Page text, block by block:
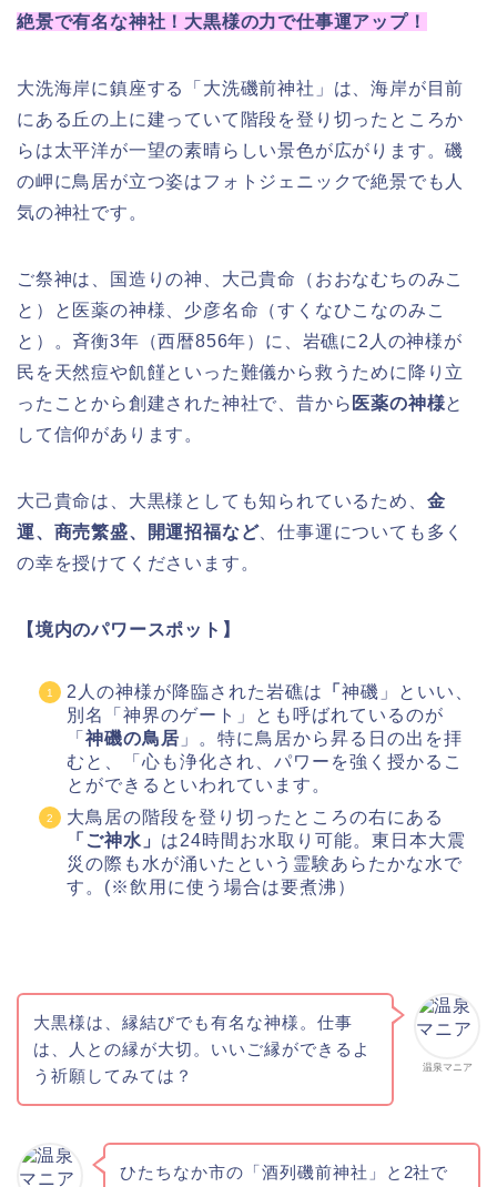
絶景で有名な神社！大黒様の力で仕事運アップ！
大洗海岸に鎮座する「大洗磯前神社」は、海岸が目前
にある丘の上に建っていて階段を登り切ったところか
らは太平洋が一望の素晴らしい景色が広がります。磯
の岬に鳥居が立つ姿はフォトジェニックで絶景でも人
気の神社です。
ご祭神は、国造りの神、大己貴命（おおなむちのみこ
と）と医薬の神様、少彦名命（すくなひこなのみこ
と）。斉衡3年（西暦856年）に、岩礁に2人の神様が
民を天然痘や飢饉といった難儀から救うために降り立
ったことから創建された神社で、昔から 医薬の神様と
して信仰があります。
大己貴命は、大黒様としても知られているため、 金
運、商売繁盛、開運招福など、仕事運についても多く
の幸を授けてくださいます。
【境内のパワースポット】
2人の神様が降臨された岩礁は 「 神磯」といい、
別名「神界のゲート」とも呼ばれているのが
「 神磯の鳥居 」。特に鳥居から昇る日の出を拝
むと、「心も浄化され、パワーを強く授かるこ
とができるといわれています。
大鳥居の階段を登り切ったところの右にある
「ご神水」 は24時間お水取り可能。東日本大震
災の際も水が涌いたという霊験あらたかな水で
す。(※飲用に使う場合は要煮沸）
温泉マニア
大黒様は、縁結びでも有名な神様。仕事
は、人との縁が大切。いいご縁ができるよ
う祈願してみては？
ひたちなか市の「酒列磯前神社」
と2社で